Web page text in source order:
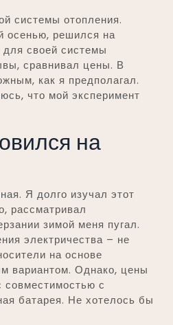
системы отопления.
осенью, решился на
своей системы
сравнивал цены. В
как я предполагал.
что мой эксперимент
на
Я долго изучал этот
рассматривал
зимой меня пугал.
электричества – не
на основе
вариантом. Однако, цены
совместимостью с
батарея. Не хотелось бы